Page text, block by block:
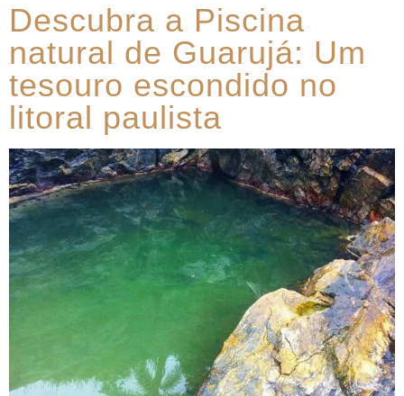
Descubra a Piscina
natural de Guarujá: Um
tesouro escondido no
litoral paulista